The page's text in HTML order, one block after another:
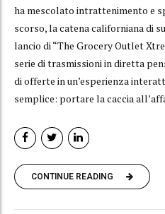
ha mescolato intrattenimento e
scorso, la catena californiana di
lancio di “The Grocery Outlet
serie di trasmissioni in diretta
di offerte in un’esperienza
semplice: portare la caccia
CONTINUE READING